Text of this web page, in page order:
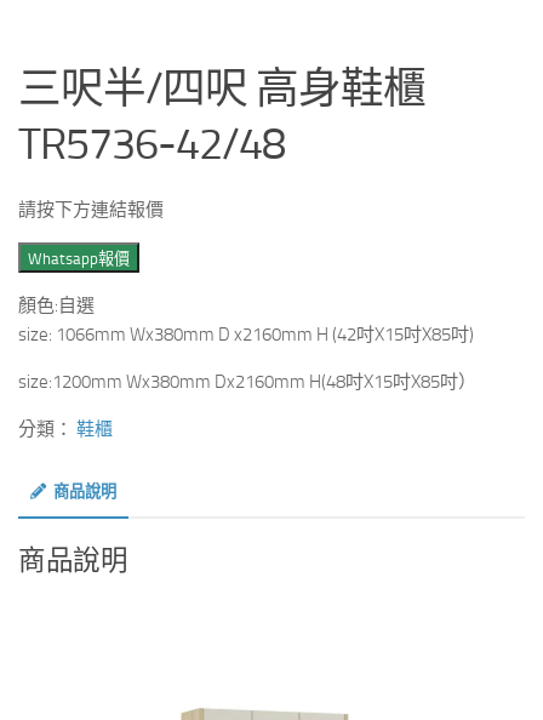
三呎半/四呎 高身鞋櫃
TR5736-42/48
請按下方連結報價
Whatsapp報價
顏色:自選
size: 1066mm Wx380mm D x2160mm H (42吋X15吋X85吋)
size:1200mm Wx380mm Dx2160mm H(48吋X15吋X85吋）
分類： 鞋櫃
商品說明
商品說明